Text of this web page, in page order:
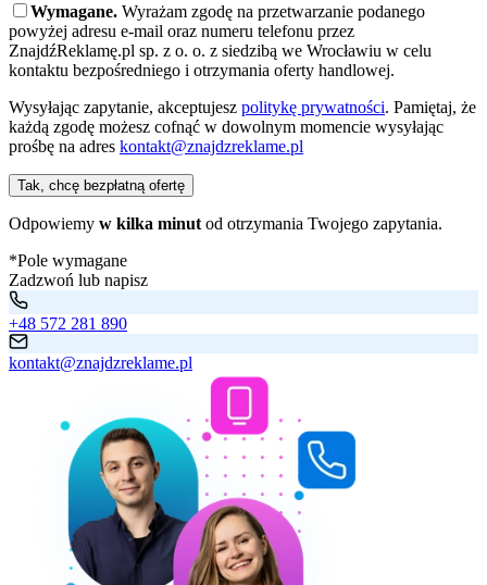
Wymagane. Wyrażam zgodę na przetwarzanie podanego
powyżej adresu e-mail oraz numeru telefonu przez
ZnajdźReklamę.pl sp. z o. o. z siedzibą we Wrocławiu w celu
kontaktu bezpośredniego i otrzymania oferty handlowej.
Wysyłając zapytanie, akceptujesz politykę prywatności. Pamiętaj, że
każdą zgodę możesz cofnąć w dowolnym momencie wysyłając
prośbę na adres kontakt@znajdzreklame.pl
Tak, chcę bezpłatną ofertę
Odpowiemy w kilka minut od otrzymania Twojego zapytania.
*Pole wymagane
Zadzwoń lub napisz
+48 572 281 890
kontakt@znajdzreklame.pl